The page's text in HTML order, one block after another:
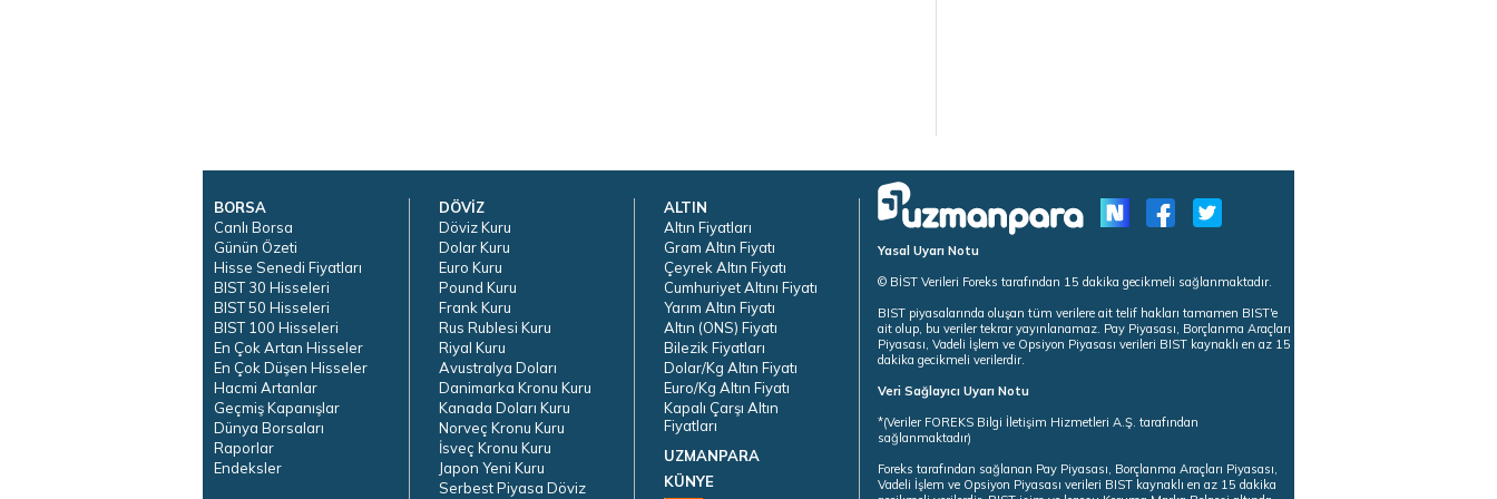
BORSA
Canlı Borsa
Günün Özeti
Hisse Senedi Fiyatları
BIST 30 Hisseleri
BIST 50 Hisseleri
BIST 100 Hisseleri
En Çok Artan Hisseler
En Çok Düşen Hisseler
Hacmi Artanlar
Geçmiş Kapanışlar
Dünya Borsaları
Raporlar
Endeksler
DÖVİZ
Döviz Kuru
Dolar Kuru
Euro Kuru
Pound Kuru
Frank Kuru
Rus Rublesi Kuru
Riyal Kuru
Avustralya Doları
Danimarka Kronu Kuru
Kanada Doları Kuru
Norveç Kronu Kuru
İsveç Kronu Kuru
Japon Yeni Kuru
Serbest Piyasa Döviz
ALTIN
Altın Fiyatları
Gram Altın Fiyatı
Çeyrek Altın Fiyatı
Cumhuriyet Altını Fiyatı
Yarım Altın Fiyatı
Altın (ONS) Fiyatı
Bilezik Fiyatları
Dolar/Kg Altın Fiyatı
Euro/Kg Altın Fiyatı
Kapalı Çarşı Altın
Fiyatları
UZMANPARA
KÜNYE
Yasal Uyarı Notu
© BİST Verileri Foreks tarafından 15 dakika gecikmeli sağlanmaktadır.
BIST piyasalarında oluşan tüm verilere ait telif hakları tamamen BIST'e
ait olup, bu veriler tekrar yayınlanamaz. Pay Piyasası, Borçlanma Araçları
Piyasası, Vadeli İşlem ve Opsiyon Piyasası verileri BIST kaynaklı en az 15
dakika gecikmeli verilerdir.
Veri Sağlayıcı Uyarı Notu
*(Veriler FOREKS Bilgi İletişim Hizmetleri A.Ş. tarafından
sağlanmaktadır)
Foreks tarafından sağlanan Pay Piyasası, Borçlanma Araçları Piyasası,
Vadeli İşlem ve Opsiyon Piyasası verileri BIST kaynaklı en az 15 dakika